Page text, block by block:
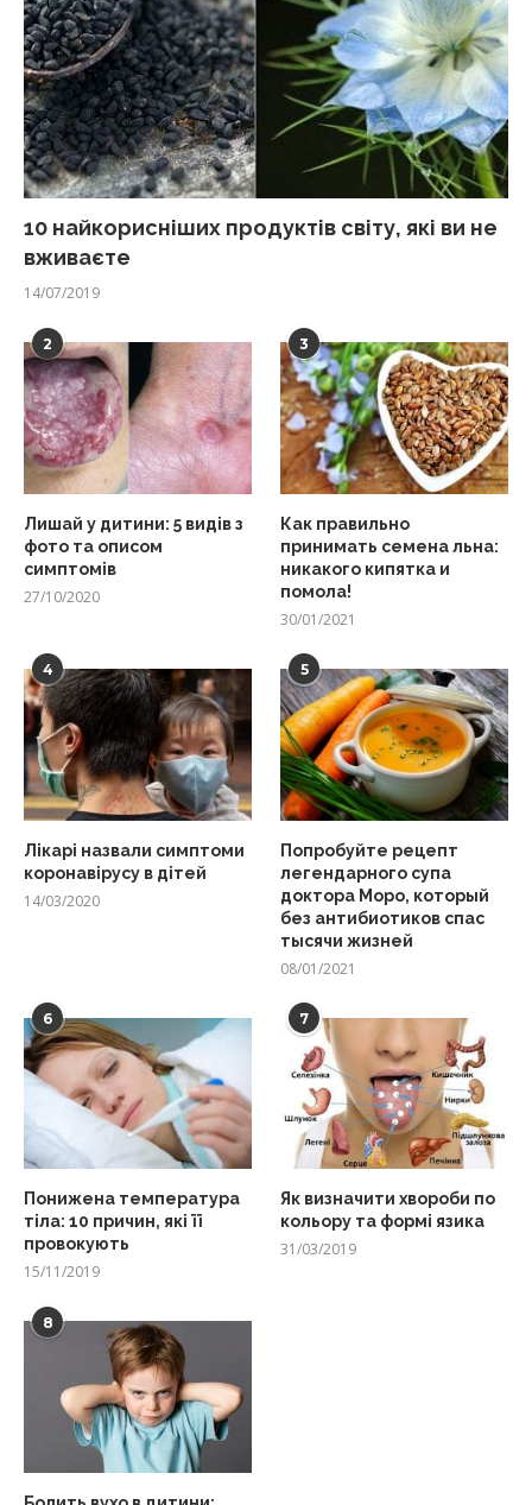
10 найкорисніших продуктів світу, які ви не
вживаєте
14/07/2019
2
Лишай у дитини: 5 видів з
фото та описом
симптомів
27/10/2020
3
Как правильно
принимать семена льна:
никакого кипятка и
помола!
30/01/2021
4
Лікарі назвали симптоми
коронавірусу в дітей
14/03/2020
5
Попробуйте рецепт
легендарного супа
доктора Моро, который
без антибиотиков спас
тысячи жизней
08/01/2021
6
Понижена температура
тіла: 10 причин, які її
провокують
15/11/2019
7
Як визначити хвороби по
кольору та формі язика
31/03/2019
8